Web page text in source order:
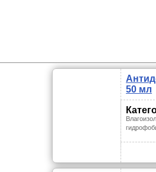
50 мл